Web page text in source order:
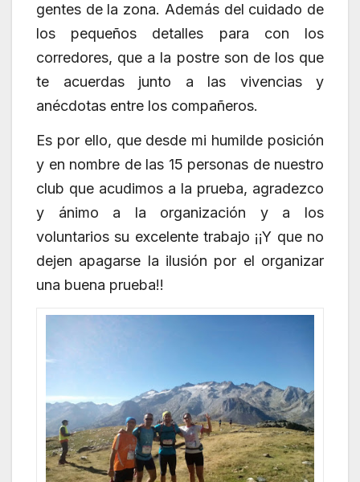
gentes de la zona. Además del cuidado de
los pequeños detalles para con los
corredores, que a la postre son de los que
te acuerdas junto a las vivencias y
anécdotas entre los compañeros.
Es por ello, que desde mi humilde posición
y en nombre de las 15 personas de nuestro
club que acudimos a la prueba, agradezco
y ánimo a la organización y a los
voluntarios su excelente trabajo ¡¡Y que no
dejen apagarse la ilusión por el organizar
una buena prueba!!